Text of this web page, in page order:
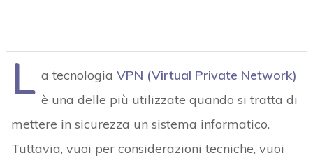
L a tecnologia VPN (Virtual Private Network)
è una delle più utilizzate quando si tratta di
mettere in sicurezza un sistema informatico.
Tuttavia, vuoi per considerazioni tecniche, vuoi